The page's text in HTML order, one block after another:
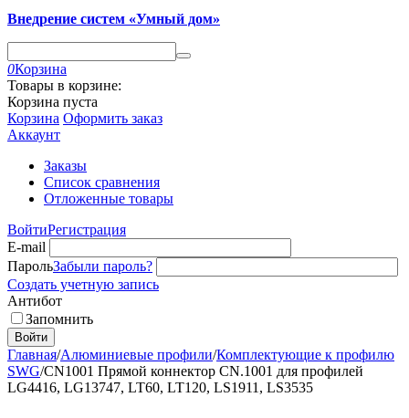
Внедрение систем «Умный дом»
0Корзина
Товары в корзине:
Корзина пуста
Корзина Оформить заказ
Аккаунт
Заказы
Список сравнения
Отложенные товары
ВойтиРегистрация
E-mail
ПарольЗабыли пароль?
Создать учетную запись
Антибот
Запомнить
Войти
Главная/Алюминиевые профили/Комплектующие к профилю
SWG/CN1001 Прямой коннектор CN.1001 для профилей
LG4416, LG13747, LT60, LT120, LS1911, LS3535